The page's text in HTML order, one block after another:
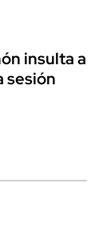
insulta a
sesión